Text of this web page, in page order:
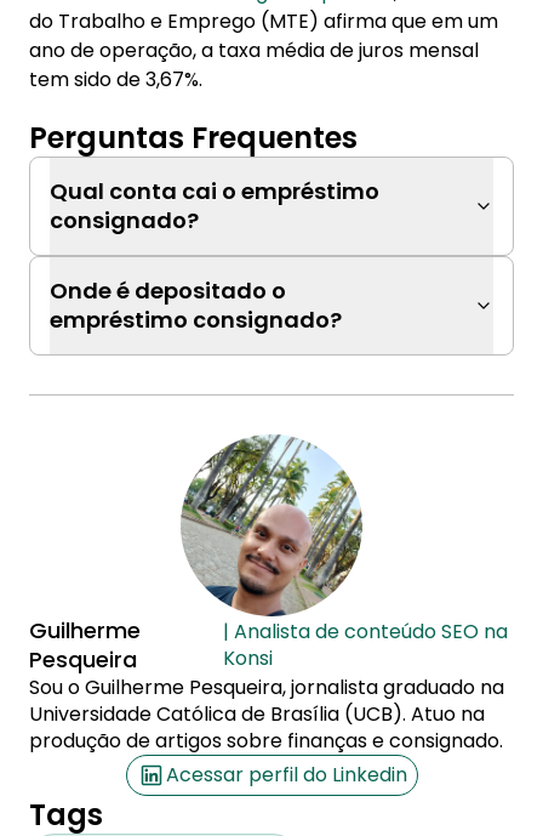
do Trabalho e Emprego (MTE) afirma que em um
ano de operação, a taxa média de juros mensal
tem sido de 3,67%.
Perguntas Frequentes
Qual conta cai o empréstimo
consignado?
Onde é depositado o
empréstimo consignado?
Guilherme
Pesqueira
| Analista de conteúdo SEO na
Konsi
Sou o Guilherme Pesqueira, jornalista graduado na
Universidade Católica de Brasília (UCB). Atuo na
produção de artigos sobre finanças e consignado.
Acessar perfil do Linkedin
Tags